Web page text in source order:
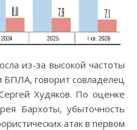
из-за высокой частоты
БПЛА, говорит совладелец
Худяков. По оценке
Бархоты, убыточность
атак в первом